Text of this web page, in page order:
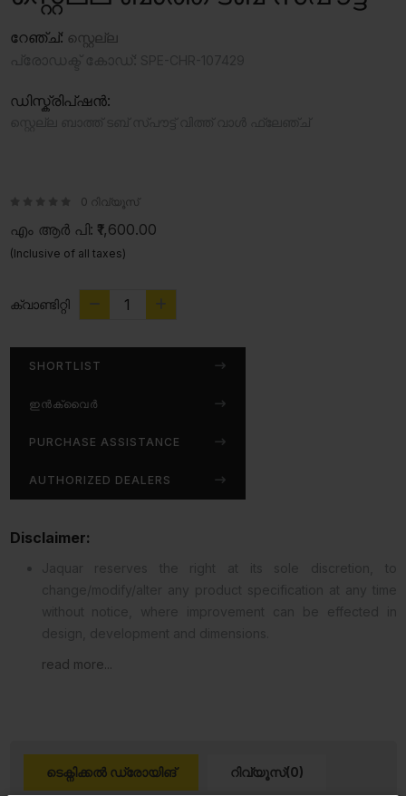
റേഞ്ച്: സ്റ്റെല്ല
ഡിസ്ക്രിപ്ഷൻ:
0 റിവ്യൂസ്
എം ആർ പി: ₹1,600.00
(Inclusive of all taxes)
ക്വാണ്ടിറ്റി
SHORTLIST
ഇൻക്വൈർ
PURCHASE ASSISTANCE
AUTHORIZED DEALERS
Disclaimer:
read more...
ടെക്നിക്കൽ ഡ്രോയിങ് റിവ്യൂസ്(0)